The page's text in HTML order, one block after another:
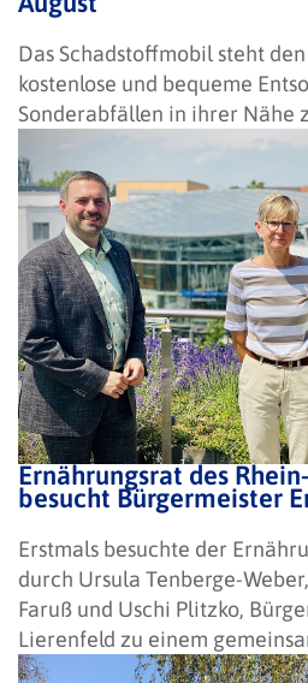
Das Schadstoffmobil steht
kostenlose und bequeme
Sonderabfällen in ihrer Nähe
Ernährungsrat des
besucht Bürgermeister
Erstmals besuchte der
durch Ursula Tenberge-
Faruß und Uschi Plitzko,
Lierenfeld zu einem